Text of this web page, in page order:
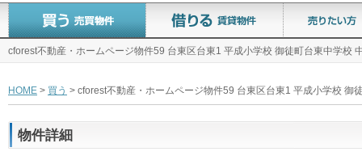
cforest不動産・ホームページ物件59 台東区台東1 平成小学校 御徒町台東中学校
HOME > 買う > cforest不動産・ホームページ物件59 台東区台東1 平成小学校 御
物件詳細